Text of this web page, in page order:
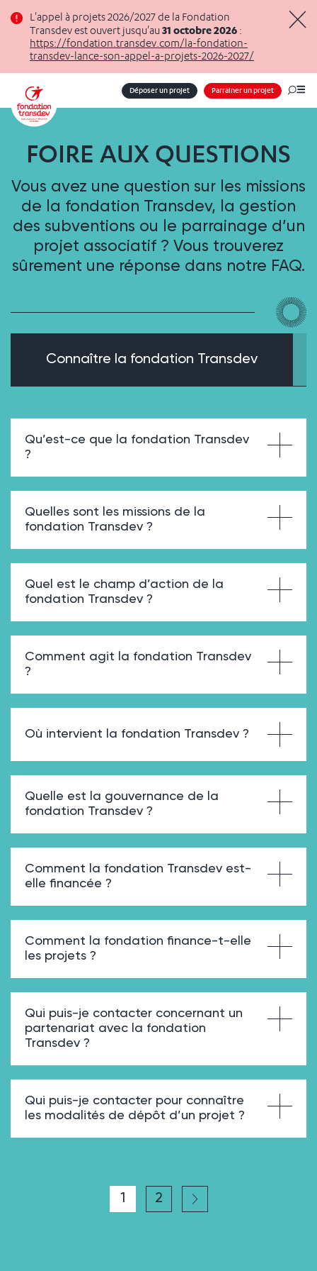
L'appel à projets 2026/2027 de la Fondation
Transdev est ouvert jusqu'au 31 octobre 2026 :
https://fondation.transdev.com/la-fondation-
transdev-lance-son-appel-a-projets-2026-2027/
Déposer un projet Parrainer un projet
FOIRE AUX QUESTIONS
Vous avez une question sur les missions
de la fondation Transdev, la gestion
des subventions ou le parrainage d’un
projet associatif ? Vous trouverez
sûrement une réponse dans notre FAQ.
Connaître la fondation Transdev
Qu’est-ce que la fondation Transdev
?
Quelles sont les missions de la
fondation Transdev ?
Quel est le champ d’action de la
fondation Transdev ?
Comment agit la fondation Transdev
?
Où intervient la fondation Transdev ?
Quelle est la gouvernance de la
fondation Transdev ?
Comment la fondation Transdev est-
elle financée ?
Comment la fondation finance-t-elle
les projets ?
Qui puis-je contacter concernant un
partenariat avec la fondation
Transdev ?
Qui puis-je contacter pour connaître
les modalités de dépôt d’un projet ?
Page
1
Page
2
Page suivante